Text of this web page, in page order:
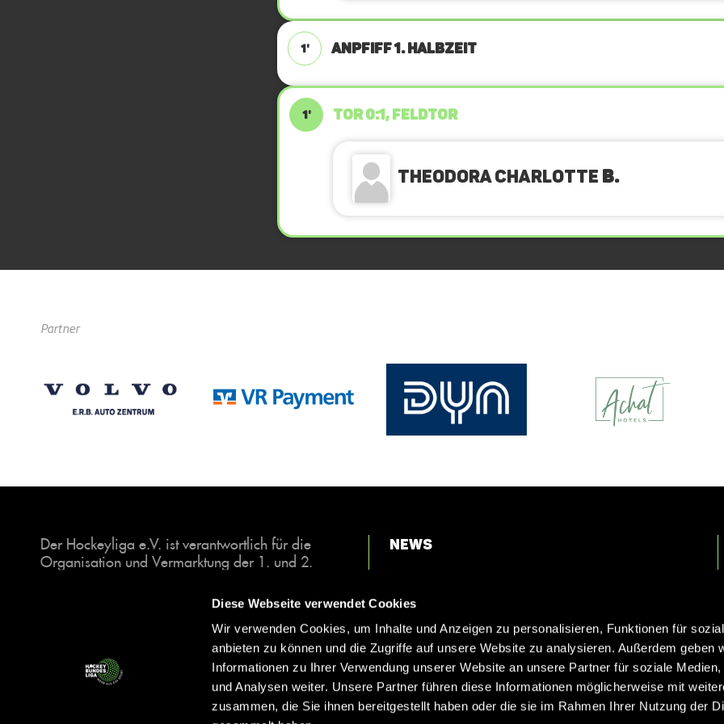
Diese Webseite verwendet Cookies
Wir verwenden Cookies, um Inhalte und Anzeigen zu personalisieren, Funktionen für
anbieten zu können und die Zugriffe auf unsere Website zu analysieren. Außerdem geben
Informationen zu Ihrer Verwendung unserer Website an unsere Partner für soziale Medien,
und Analysen weiter. Unsere Partner führen diese Informationen möglicherweise mit
zusammen, die Sie ihnen bereitgestellt haben oder die sie im Rahmen Ihrer Nutzung der
1' ANPFIFF 1. Halbzeit
1' TOR 0:1, FELDTOR
Theodora Charlotte B.
Partner
Der Hockeyliga e.V. ist verantwortlich für die
Organisation und Vermarktung der 1. und 2.
Halle. Insgesamt sind über 60 Vereine unter dem
Dach der Hockeyliga organisiert, sowohl im
Herren als auch im Damen Bereich.
News
Kontakt